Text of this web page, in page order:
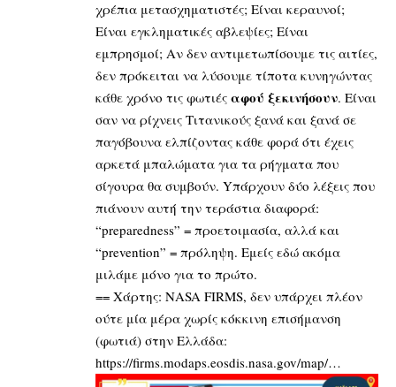
χρέπια μετασχηματιστές; Είναι κεραυνοί;
Είναι εγκληματικές αβλεψίες; Είναι
εμπρησμοί; Αν δεν αντιμετωπίσουμε τις αιτίες,
δεν πρόκειται να λύσουμε τίποτα κυνηγώντας
κάθε χρόνο τις φωτιές αφού ξεκινήσουν. Είναι
σαν να ρίχνεις Τιτανικούς ξανά και ξανά σε
παγόβουνα ελπίζοντας κάθε φορά ότι έχεις
αρκετά μπαλώματα για τα ρήγματα που
σίγουρα θα συμβούν. Yπάρχουν δύο λέξεις που
πιάνουν αυτή την τεράστια διαφορά:
“preparedness” = προετοιμασία, αλλά και
“prevention” = πρόληψη. Εμείς εδώ ακόμα
μιλάμε μόνο για το πρώτο.
== Χάρτης: NASA FIRMS, δεν υπάρχει πλέον
ούτε μία μέρα χωρίς κόκκινη επισήμανση
(φωτιά) στην Ελλάδα:
https://firms.modaps.eosdis.nasa.gov/map/…